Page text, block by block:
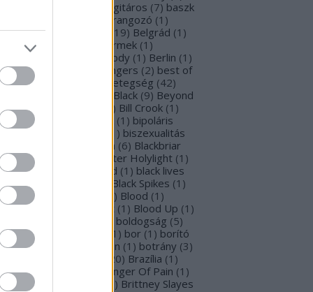
basszusgitáros (7) baszk
beharangozó (1 )
(1 19) Belgrád (1 )
Perron
belső gyermek (1 )
Ben Moody (1 ) Berlin (1 )
Gabi
Beste Zangers (2) best of
(1) beszámoló betegség (42)
Beyond The Black (9) Beyond
Matrix
) Bill Crook (1 )
Laura
(1 ) bipoláris
(1) ) biszexualitás
Blabbermouth (6) Blackbriar
Blackguard Blackwater Holylight (1 )
Anima
Black Gold (1 ) black lives
(1 Black Spikes (1 )
X-mas
) Blood (1 )
Blood Blast (1 ) Blood Up (1 )
boldogság (5)
(1 1 ) bor (1 ) borító
) borítókép Bosorkun (1 ) botrány (3)
20) Brazília (1 )
In( Bringer Of Pain (1 )
Me To Life
) Brittney Slayes